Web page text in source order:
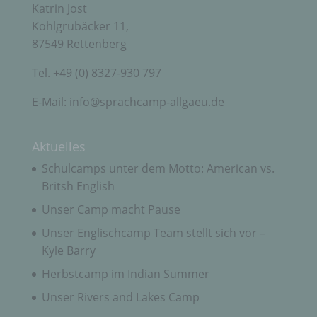
Katrin Jost
Kohlgrubäcker 11,
87549 Rettenberg
Tel. +49 (0) 8327-930 797
E-Mail: info@sprachcamp-allgaeu.de
Aktuelles
Schulcamps unter dem Motto: American vs.
Britsh English
Unser Camp macht Pause
Unser Englischcamp Team stellt sich vor –
Kyle Barry
Herbstcamp im Indian Summer
Unser Rivers and Lakes Camp
einverstanden ist.
Verantwortlichen
Verantwortlicher im Sinne der Datenschutz-
Datenschutzgesetze und anderer Bestimmungen
mit datenschutzrechtlichem Charakter ist die:
Sprachcamp Allgäu
Katrin Jost
Kohlgrubäcker 11
Deutschland